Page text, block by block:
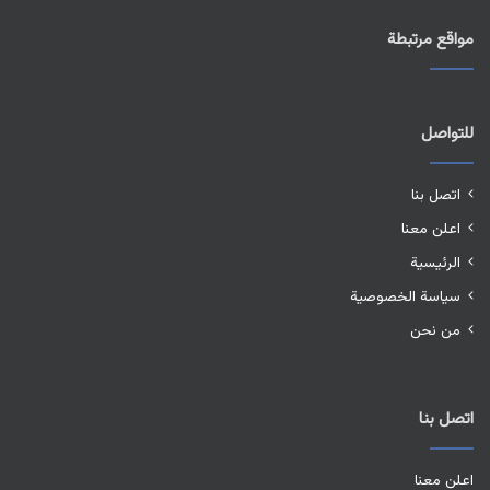
مواقع مرتبطة
للتواصل
اتصل بنا
اعلن معنا
الرئيسية
سياسة الخصوصية
من نحن
اتصل بنا
اعلن معنا